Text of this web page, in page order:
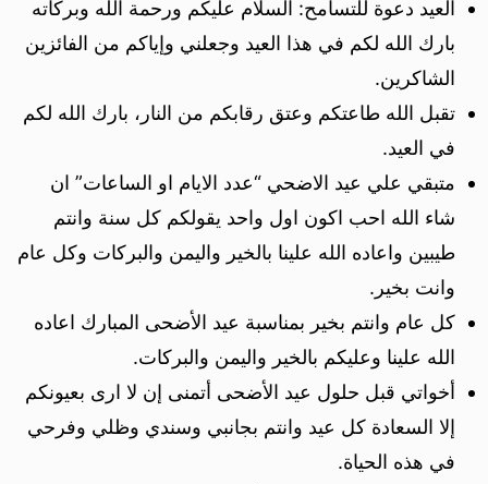
العيد دعوة للتسامح: السلام عليكم ورحمة الله وبركاته
بارك الله لكم في هذا العيد وجعلني وإياكم من الفائزين
الشاكرين.
تقبل الله طاعتكم وعتق رقابكم من النار، بارك الله لكم
في العيد.
متبقي علي عيد الاضحي “عدد الايام او الساعات” ان
شاء الله احب اكون اول واحد يقولكم كل سنة وانتم
طيبين واعاده الله علينا بالخير واليمن والبركات وكل عام
وانت بخير.
كل عام وانتم بخير بمناسبة عيد الأضحى المبارك اعاده
الله علينا وعليكم بالخير واليمن والبركات.
أخواتي قبل حلول عيد الأضحى أتمنى إن لا ارى بعيونكم
إلا السعادة كل عيد وانتم بجانبي وسندي وظلي وفرحي
في هذه الحياة.